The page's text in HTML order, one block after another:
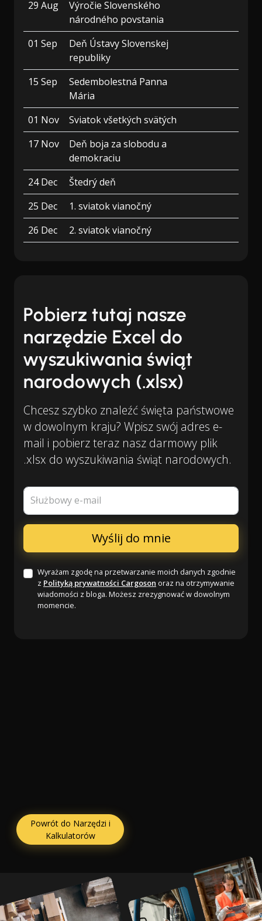
29 Aug
Výročie Slovenského
národného povstania
01 Sep
Deň Ústavy Slovenskej
republiky
15 Sep
Sedembolestná Panna
Mária
01 Nov
Sviatok všetkých svätých
17 Nov
Deň boja za slobodu a
demokraciu
24 Dec
Štedrý deň
25 Dec
1. sviatok vianočný
26 Dec
2. sviatok vianočný
Pobierz tutaj nasze
narzędzie Excel do
wyszukiwania świąt
narodowych (.xlsx)
Chcesz szybko znaleźć święta państwowe
w dowolnym kraju? Wpisz swój adres e-
mail i pobierz teraz nasz darmowy plik
.xlsx do wyszukiwania świąt narodowych.
Służbowy e-mail
Wyrażam zgodę na przetwarzanie moich danych zgodnie
z Polityką prywatności Cargoson oraz na otrzymywanie
wiadomości z bloga. Możesz zrezygnować w dowolnym
momencie.
Powrót do Narzędzi i
Kalkulatorów